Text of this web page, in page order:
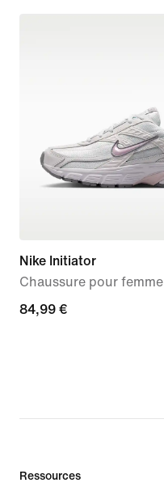
Nike Initiator
Chaussure pour femme
84,99 €
84,99 €
Ressources